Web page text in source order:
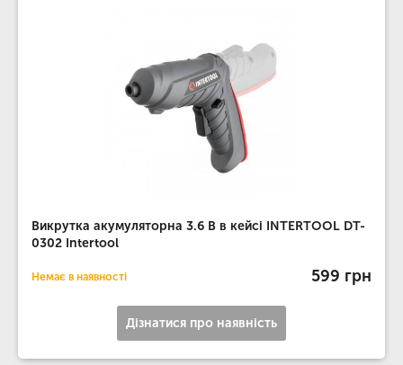
Викрутка акумуляторна 3.6 В в кейсі INTERTOOL DT-
0302 Intertool
Немає в наявності 599 грн
Дізнатися про наявність